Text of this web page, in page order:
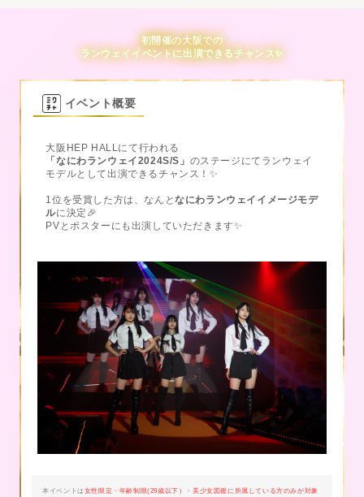
初開催の大阪での
ランウェイイベントに出演できるチャンス✨
イベント概要
大阪HEP HALLにて行われる
「なにわランウェイ2024S/S」 のステージにてランウェイ
モデルとして出演できるチャンス！✨
1位を受賞した方は、なんとなにわランウェイイメージモデ
ルに決定🎉
PVとポスターにも出演していただきます✨
本イベントは 女性限定・年齢制限(29歳以下）・美少女図鑑に所属している方のみが対象